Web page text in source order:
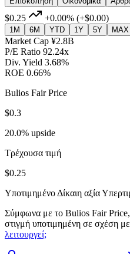
$0.25 +0.00% (+$0.00)
1M 6M YTD 1Y 5Y MAX
Market Cap ¥2.8B
P/E Ratio 92.24x
Div. Yield 3.68%
ROE 0.66%
Bulios Fair Price
$0.3
20.0% upside
Τρέχουσα τιμή
$0.25
Υποτιμημένο Δίκαιη αξία
Σύμφωνα με το Bulios Fair Price,
στιγμή υποτιμημένη σε σχέση με
λειτουργεί;